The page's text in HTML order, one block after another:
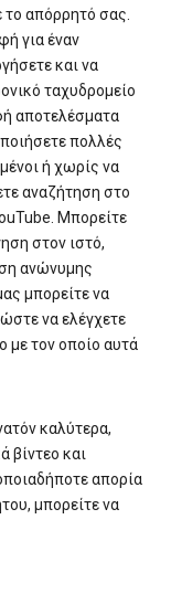
το απόρρητό σας.
για έναν
και να
ταχυδρομείο
αποτελέσματα
πολλές
ή χωρίς να
αναζήτηση στο
Μπορείτε
στον ιστό,
ανώνυμης
μπορείτε να
να ελέγχετε
με τον οποίο αυτά
καλύτερα,
βίντεο και
απορία
μπορείτε να